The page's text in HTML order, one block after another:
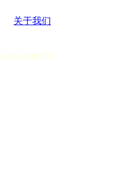
关于我们
of system:0